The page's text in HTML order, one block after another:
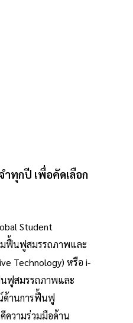
ทุกปี เพื่อคัดเลือก
Student
มฟื้นฟูสมรรถภาพและ
Technology) หรือ i-
นฟูสมรรถภาพและ
ด้านการฟื้นฟู
ความร่วมมือด้าน